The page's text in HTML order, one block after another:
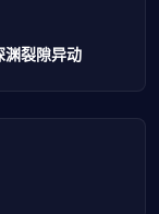
渊裂隙异动